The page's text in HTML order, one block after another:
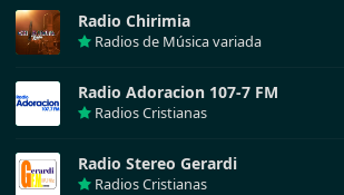
Radio Chirimia
Radios de Música variada
Radio Adoracion 107-7 FM
Radios Cristianas
Radio Stereo Gerardi
Radios Cristianas